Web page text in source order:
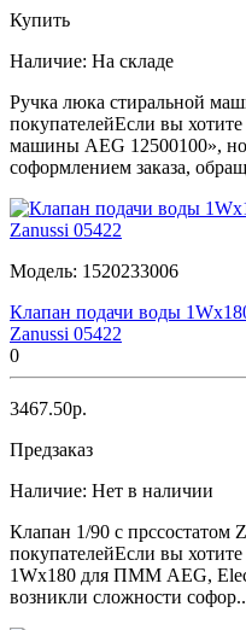
Купить
Наличие: На складе
Ручка люка стиральной
покупателейЕсли вы
машины AEG 12500100»,
соформлением заказа,
Модель: 1520233006
Клапан подачи воды
Zanussi 05422
0
3467.50р.
Предзаказ
Наличие: Нет в наличии
Клапан 1/90 с прссостатом
покупателейЕсли вы
1Wх180 для ПММ AEG,
возникли сложности софор..